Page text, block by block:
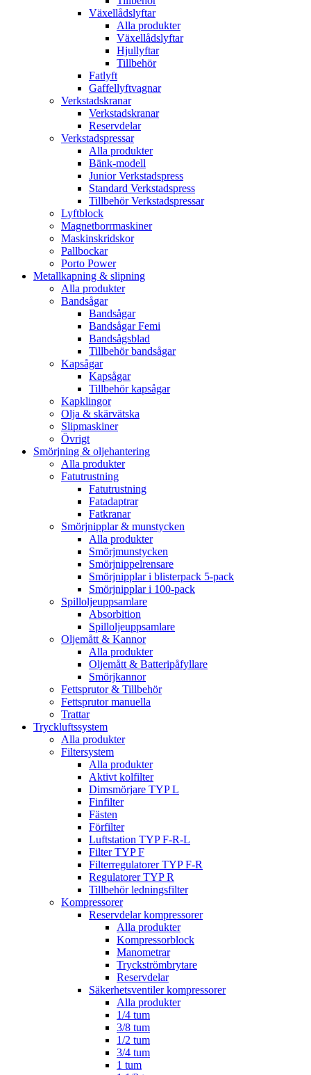
Växellådslyftar
Alla produkter
Växellådslyftar
Hjullyftar
Tillbehör
Fatlyft
Gaffellyftvagnar
Verkstadskranar
Verkstadskranar
Reservdelar
Verkstadspressar
Alla produkter
Bänk-modell
Junior Verkstadspress
Standard Verkstadspress
Tillbehör Verkstadspressar
Lyftblock
Magnetborrmaskiner
Maskinskridskor
Pallbockar
Porto Power
Metallkapning & slipning
Alla produkter
Bandsågar
Bandsågar
Bandsågar Femi
Bandsågsblad
Tillbehör bandsågar
Kapsågar
Kapsågar
Tillbehör kapsågar
Kapklingor
Olja & skärvätska
Slipmaskiner
Övrigt
Smörjning & oljehantering
Alla produkter
Fatutrustning
Fatutrustning
Fatadaptrar
Fatkranar
Smörjnipplar & munstycken
Alla produkter
Smörjmunstycken
Smörjnippelrensare
Smörjnipplar i blisterpack 5-pack
Smörjnipplar i 100-pack
Spilloljeuppsamlare
Absorbition
Spilloljeuppsamlare
Oljemått & Kannor
Alla produkter
Oljemått & Batteripåfyllare
Smörjkannor
Fettsprutor & Tillbehör
Fettsprutor manuella
Trattar
Tryckluftssystem
Alla produkter
Filtersystem
Alla produkter
Aktivt kolfilter
Dimsmörjare TYP L
Finfilter
Fästen
Förfilter
Luftstation TYP F-R-L
Filter TYP F
Filterregulatorer TYP F-R
Regulatorer TYP R
Tillbehör ledningsfilter
Kompressorer
Reservdelar kompressorer
Alla produkter
Kompressorblock
Manometrar
Tryckströmbrytare
Reservdelar
Säkerhetsventiler kompressorer
Alla produkter
1/4 tum
3/8 tum
1/2 tum
3/4 tum
1 tum